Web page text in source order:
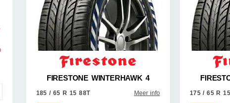
FIRESTONE WINTERHAWK 4
185 / 65 R 15 88T Meer info 175 / 65 R